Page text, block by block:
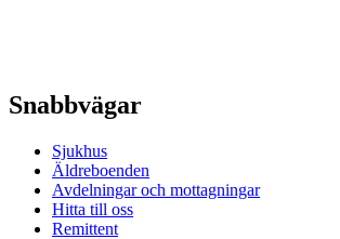
Snabbvägar
Sjukhus
Äldreboenden
Avdelningar och mottagningar
Hitta till oss
Remittent